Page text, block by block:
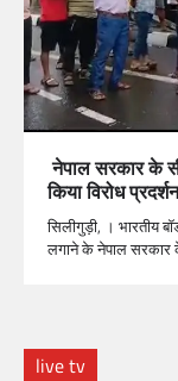
नेपाल सरकार के
किया विरोध प्रदर्शन
सिलीगुड़ी, । भारतीय
लगाने के नेपाल
live tv